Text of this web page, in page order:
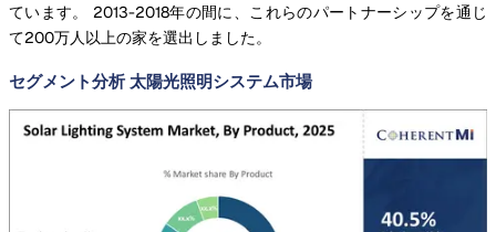
ています。 2013-2018年の間に、これらのパートナーシップを通じ
て200万人以上の家を選出しました。
セグメント分析 太陽光照明システム市場